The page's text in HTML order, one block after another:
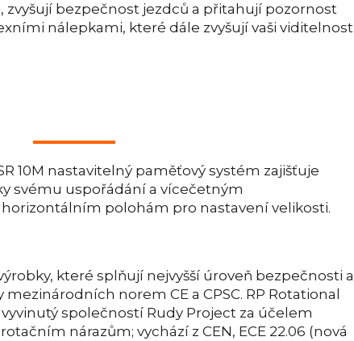
bezpečnost jezdců a přitahují pozornost
nálepkami, které dále zvyšují vaši viditelnost
10M nastavitelný paměťový systém zajišťuje
svému uspořádání a vícečetným
polohám pro nastavení velikosti.
které splňují nejvyšší úroveň bezpečnosti a
norem CE a CPSC. RP Rotational
společností Rudy Project za účelem
nárazům; vychází z CEN, ECE 22.06 (nová